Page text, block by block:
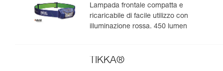
Lampada frontale compatta e
ricaricabile di facile utilizzo con
illuminazione rossa. 450 lumen
TIKKA®